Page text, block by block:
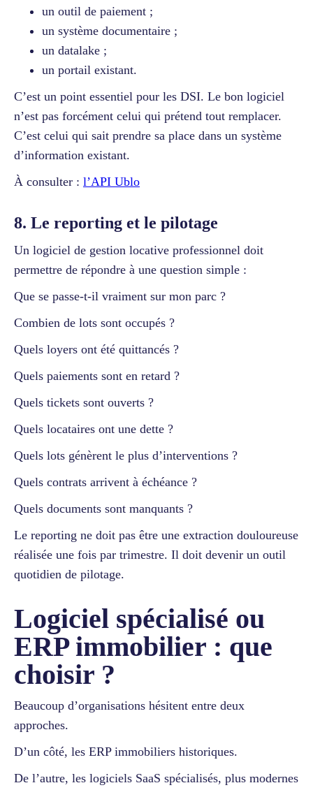
un outil de paiement ;
un système documentaire ;
un datalake ;
un portail existant.
C’est un point essentiel pour les DSI. Le bon logiciel
n’est pas forcément celui qui prétend tout remplacer.
C’est celui qui sait prendre sa place dans un système
d’information existant.
À consulter : l’API Ublo
8. Le reporting et le pilotage
Un logiciel de gestion locative professionnel doit
permettre de répondre à une question simple :
Que se passe-t-il vraiment sur mon parc ?
Combien de lots sont occupés ?
Quels loyers ont été quittancés ?
Quels paiements sont en retard ?
Quels tickets sont ouverts ?
Quels locataires ont une dette ?
Quels lots génèrent le plus d’interventions ?
Quels contrats arrivent à échéance ?
Quels documents sont manquants ?
Le reporting ne doit pas être une extraction douloureuse
réalisée une fois par trimestre. Il doit devenir un outil
quotidien de pilotage.
Logiciel spécialisé ou
ERP immobilier : que
choisir ?
Beaucoup d’organisations hésitent entre deux
approches.
D’un côté, les ERP immobiliers historiques.
De l’autre, les logiciels SaaS spécialisés, plus modernes